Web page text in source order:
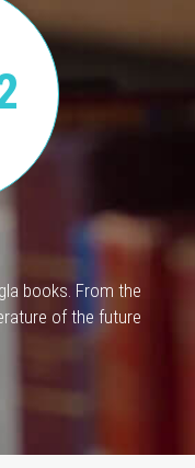
books. From the
of the future